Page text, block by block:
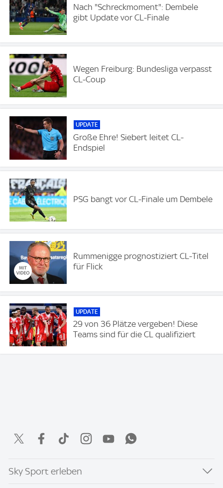
Nach "Schreckmoment": Dembele
gibt Update vor CL-Finale
Wegen Freiburg: Bundesliga verpasst
CL-Coup
UPDATE
Große Ehre! Siebert leitet CL-
Endspiel
PSG bangt vor CL-Finale um Dembele
Rummenigge prognostiziert CL-Titel
für Flick
UPDATE
29 von 36 Plätze vergeben! Diese
Teams sind für die CL qualifiziert
Sky Sport erleben